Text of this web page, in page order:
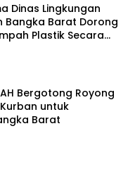
Dinas Lingkungan
Bangka Barat Dorong
Plastik Secara
Bergotong Royong
untuk
Barat